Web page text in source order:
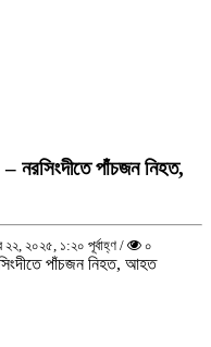
নরসিংদীতে পাঁচজন নিহত,
২০২৫, ১:২০ পূর্বাহ্ণ / ০